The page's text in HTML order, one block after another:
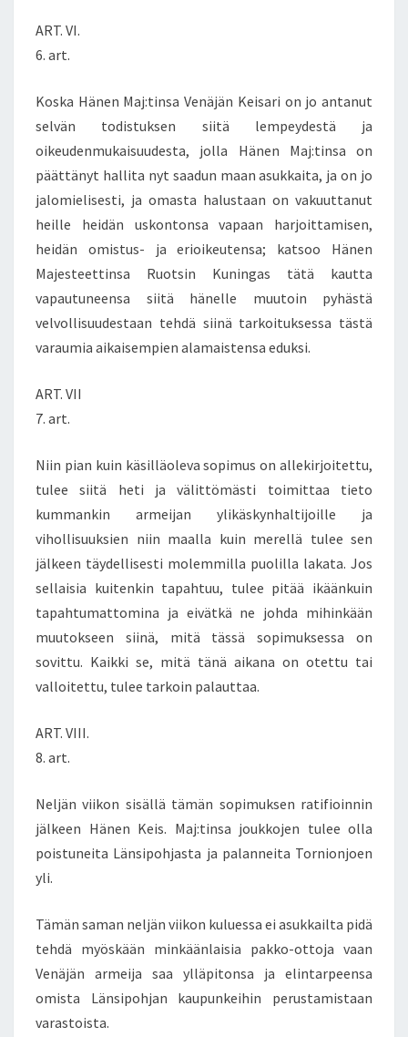
ART. VI.
6. art.
Koska Hänen Maj:tinsa Venäjän Keisari on jo antanut
selvän todistuksen siitä lempeydestä ja
oikeudenmukaisuudesta, jolla Hänen Maj:tinsa on
päättänyt hallita nyt saadun maan asukkaita, ja on jo
jalomielisesti, ja omasta halustaan on vakuuttanut
heille heidän uskontonsa vapaan harjoittamisen,
heidän omistus- ja erioikeutensa; katsoo Hänen
Majesteettinsa Ruotsin Kuningas tätä kautta
vapautuneensa siitä hänelle muutoin pyhästä
velvollisuudestaan tehdä siinä tarkoituksessa tästä
varaumia aikaisempien alamaistensa eduksi.
ART. VII
7. art.
Niin pian kuin käsilläoleva sopimus on allekirjoitettu,
tulee siitä heti ja välittömästi toimittaa tieto
kummankin armeijan ylikäskynhaltijoille ja
vihollisuuksien niin maalla kuin merellä tulee sen
jälkeen täydellisesti molemmilla puolilla lakata. Jos
sellaisia kuitenkin tapahtuu, tulee pitää ikäänkuin
tapahtumattomina ja eivätkä ne johda mihinkään
muutokseen siinä, mitä tässä sopimuksessa on
sovittu. Kaikki se, mitä tänä aikana on otettu tai
valloitettu, tulee tarkoin palauttaa.
ART. VIII.
8. art.
Neljän viikon sisällä tämän sopimuksen ratifioinnin
jälkeen Hänen Keis. Maj:tinsa joukkojen tulee olla
poistuneita Länsipohjasta ja palanneita Tornionjoen
yli.
Tämän saman neljän viikon kuluessa ei asukkailta pidä
tehdä myöskään minkäänlaisia pakko-ottoja vaan
Venäjän armeija saa ylläpitonsa ja elintarpeensa
omista Länsipohjan kaupunkeihin perustamistaan
varastoista.